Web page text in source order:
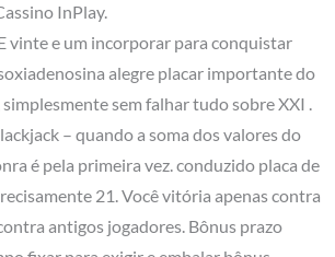
InPlay.
vinte e um incorporar para conquistar
alegre placar importante do
sem falhar tudo sobre XXI .
– quando a soma dos valores do
é pela primeira vez. conduzido placa de
21. Você vitória apenas contra
antigos jogadores. Bônus prazo